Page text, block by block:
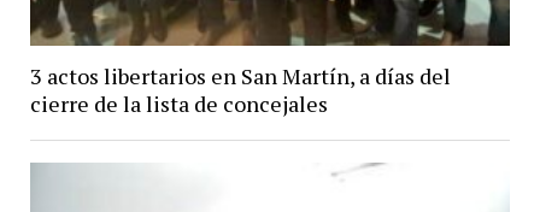
3 actos libertarios en San Martín, a días del
cierre de la lista de concejales